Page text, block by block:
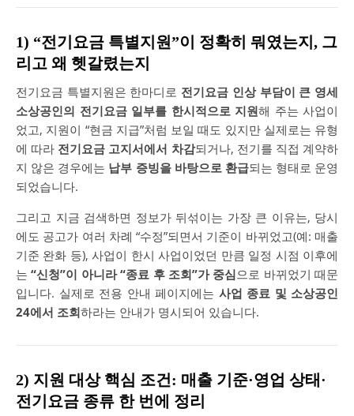
1) “전기요금 특별지원”이 정확히 뭐였는지, 그
리고 왜 헷갈렸는지
전기요금 특별지원은 한마디로 전기요금 인상 부담이 큰 영세
소상공인의 전기요금 일부를 한시적으로 지원해 주는 사업이
었고, 지원이 “현금 지급”처럼 보일 때도 있지만 실제로는 유형
에 따라 전기요금 고지서에서 차감되거나, 전기를 직접 계약하
지 않은 경우에는 납부 증빙을 바탕으로 환급되는 형태로 운영
되었습니다.
그리고 지금 검색하면 정보가 뒤섞이는 가장 큰 이유는, 당시
에도 공고가 여러 차례 “수정”되면서 기준이 바뀌었고(예: 매출
기준 완화 등), 사업이 한시 사업이었던 만큼 일정 시점 이후에
는“신청”이 아니라 “종료 후 조회”가 중심으로 바뀌었기 때문
입니다. 실제로 전용 안내 페이지에는 사업 종료 및 소상공인
24에서 조회하라는 안내가 명시되어 있습니다.
2) 지원 대상 핵심 조건: 매출 기준·영업 상태·
전기요금 종류 한 번에 정리